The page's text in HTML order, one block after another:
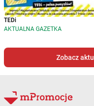
TEDi
AKTUALNA GAZETKA
Zobacz